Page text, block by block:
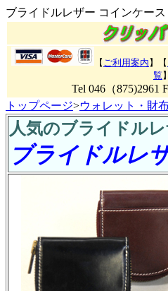
ブライドルレザー コインケース
【 ご利用案内 】【
覧 】
Tel 046（875)2961
トップページ>ウォレット・財
人気のブライドル
ブライドルレ